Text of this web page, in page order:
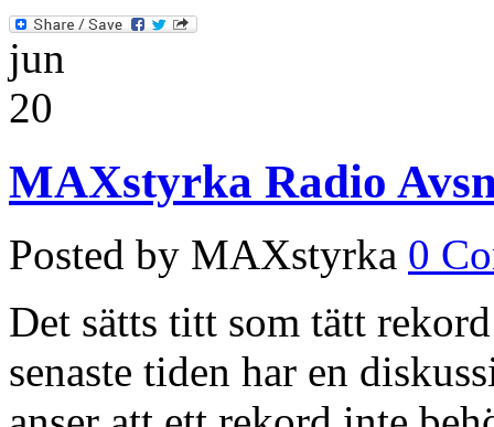
jun
20
MAXstyrka Radio
Posted by MAXstyrka 0
Det sätts titt som tätt
senaste tiden har en